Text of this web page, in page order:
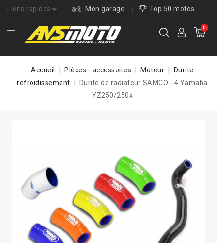
Liens rapides Mon garage Top 50 motos
0
Accueil Pièces - accessoires Moteur
Durite
refroidissement
Durite de radiateur SAMCO - 4 Yamaha
YZ250/250x